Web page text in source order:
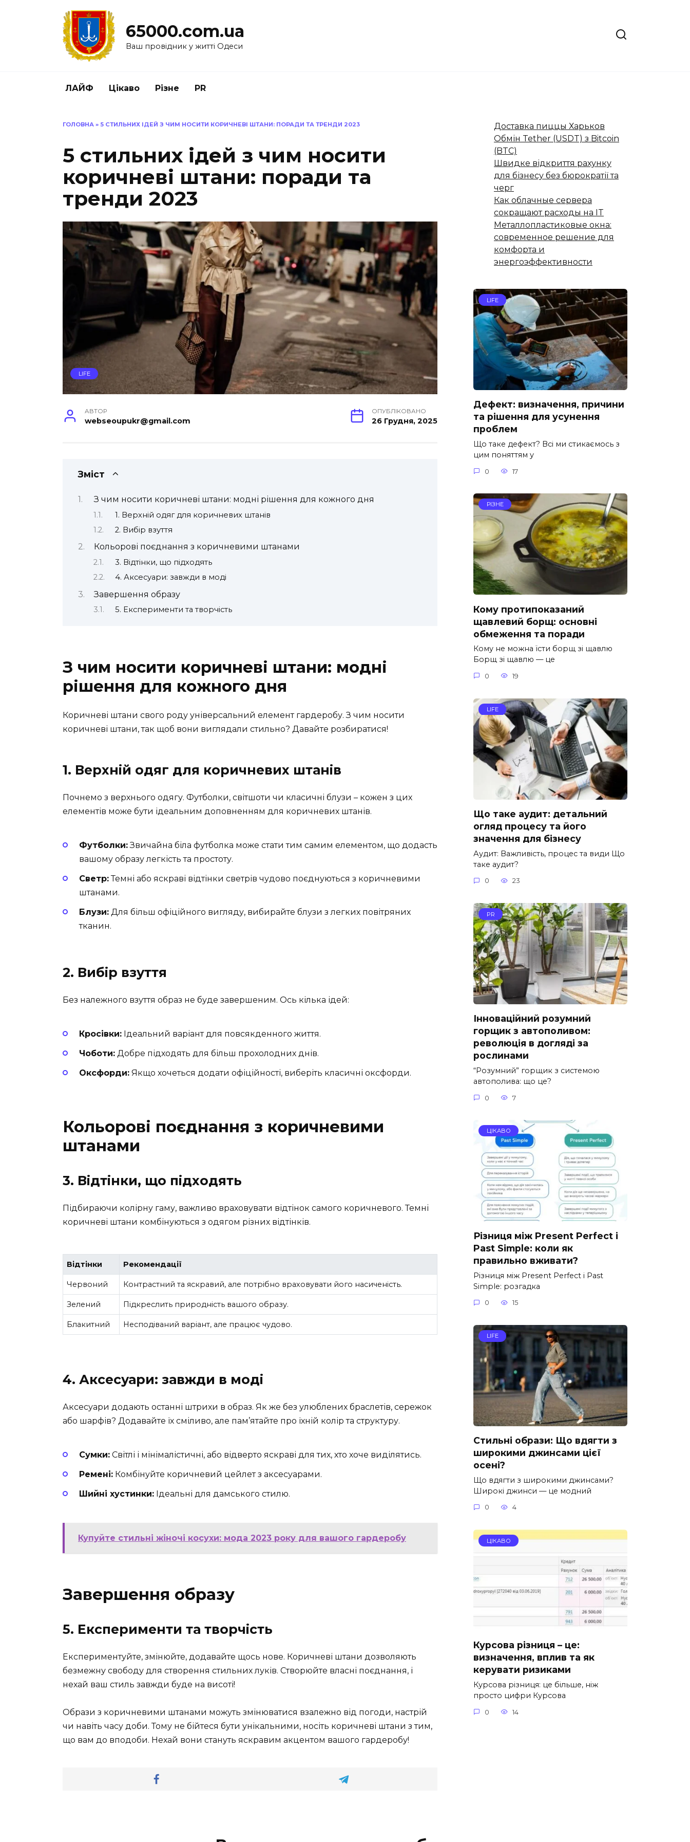
65000.com.ua
Ваш провідник у житті Одеси
ЛАЙФ Цікаво Різне PR
ГОЛОВНА » 5 СТИЛЬНИХ ІДЕЙ З ЧИМ НОСИТИ КОРИЧНЕВІ ШТАНИ: ПОРАДИ ТА ТРЕНДИ 2023
5 стильних ідей з чим носити
коричневі штани: поради та
тренди 2023
LIFE
АВТОР
webseoupukr@gmail.com
ОПУБЛІКОВАНО
26 Грудня, 2025
Зміст
З чим носити коричневі штани: модні рішення для кожного дня
1. Верхній одяг для коричневих штанів
2. Вибір взуття
Кольорові поєднання з коричневими штанами
3. Відтінки, що підходять
4. Аксесуари: завжди в моді
Завершення образу
5. Експерименти та творчість
З чим носити коричневі штани: модні
рішення для кожного дня
Коричневі штани свого роду універсальний елемент гардеробу. З чим носити
коричневі штани, так щоб вони виглядали стильно? Давайте розбиратися!
1. Верхній одяг для коричневих штанів
Почнемо з верхнього одягу. Футболки, світшоти чи класичні блузи – кожен з цих
елементів може бути ідеальним доповненням для коричневих штанів.
Футболки:Звичайна біла футболка може стати тим самим елементом, що додасть
вашому образу легкість та простоту.
Светр:Темні або яскраві відтінки светрів чудово поєднуються з коричневими
штанами.
Блузи: Для більш офіційного вигляду, вибирайте блузи з легких повітряних
тканин.
2. Вибір взуття
Без належного взуття образ не буде завершеним. Ось кілька ідей:
Кросівки: Ідеальний варіант для повсякденного життя.
Чоботи: Добре підходять для більш прохолодних днів.
Оксфорди: Якщо хочеться додати офіційності, виберіть класичні оксфорди.
Кольорові поєднання з коричневими
штанами
3. Відтінки, що підходять
Підбираючи колірну гаму, важливо враховувати відтінок самого коричневого. Темні
коричневі штани комбінуються з одягом різних відтінків.
Відтінки Рекомендації
Червоний Контрастний та яскравий, але потрібно враховувати його насиченість.
Зелений Підкреслить природність вашого образу.
Блакитний Несподіваний варіант, але працює чудово.
4. Аксесуари: завжди в моді
Аксесуари додають останні штрихи в образ. Як же без улюблених браслетів, сережок
або шарфів? Додавайте їх сміливо, але пам’ятайте про їхній колір та структуру.
Сумки: Світлі і мінімалістичні, або відверто яскраві для тих, хто хоче виділятись.
Ремені: Комбінуйте коричневий цейлет з аксесуарами.
Шийні хустинки: Ідеальні для дамського стилю.
Купуйте стильні жіночі косухи: мода 2023 року для вашого гардеробу
Завершення образу
5. Експерименти та творчість
Експериментуйте, змінюйте, додавайте щось нове. Коричневі штани дозволяють
безмежну свободу для створення стильних луків. Створюйте власні поєднання, і
нехай ваш стиль завжди буде на висоті!
Образи з коричневими штанами можуть змінюватися взалежно від погоди, настрій
чи навіть часу доби. Тому не бійтеся бути унікальними, носіть коричневі штани з тим,
що вам до вподоби. Нехай вони стануть яскравим акцентом вашого гардеробу!
Доставка пиццы Харьков
Обмін Tether (USDT) з Bitcoin
(BTC)
Швидке відкриття рахунку
для бізнесу без бюрократії та
черг
Как облачные сервера
сокращают расходы на IT
Металлопластиковые окна:
современное решение для
комфорта и
энергоэффективности
LIFE
Дефект: визначення, причини
та рішення для усунення
проблем
Що таке дефект? Всі ми стикаємось з
цим поняттям у
0 17
РІЗНЕ
Кому протипоказаний
щавлевий борщ: основні
обмеження та поради
Кому не можна їсти борщ зі щавлю
Борщ зі щавлю — це
0 19
LIFE
Що таке аудит: детальний
огляд процесу та його
значення для бізнесу
Аудит: Важливість, процес та види Що
таке аудит?
0 23
PR
Інноваційний розумний
горщик з автополивом:
революція в догляді за
рослинами
“Розумний” горщик з системою
автополива: що це?
0 7
ЦІКАВО
Різниця між Present Perfect і
Past Simple: коли як
правильно вживати?
Різниця між Present Perfect і Past
Simple: розгадка
0 15
LIFE
Стильні образи: Що вдягти з
широкими джинсами цієї
осені?
Що вдягти з широкими джинсами?
Широкі джинси — це модний
0 4
ЦІКАВО
Курсова різниця – це:
визначення, вплив та як
керувати ризиками
Курсова різниця: це більше, ніж
просто цифри Курсова
0 14